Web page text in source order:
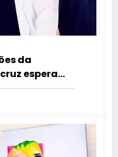
da
espera
por dia –